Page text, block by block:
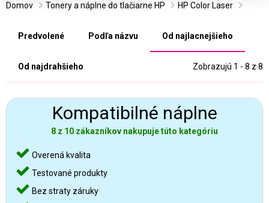
Domov Tonery a náplne do tlačiarne HP HP Color Laser
Predvolené Podľa názvu Od najlacnejšieho
Od najdrahšieho Zobrazujú 1 - 8 z 8
Kompatibilné náplne
8 z 10 zákazníkov nakupuje túto kategóriu
Overená kvalita
Testované produkty
Bez straty záruky